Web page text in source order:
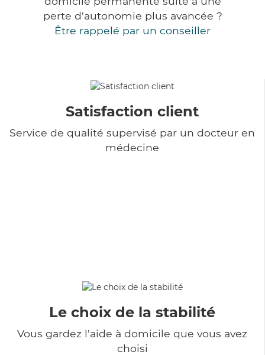
perte d'autonomie plus avancée ?
Être rappelé par un conseiller
Satisfaction client
Service de qualité supervisé par un docteur en
médecine
Le choix de la stabilité
Vous gardez l'aide à domicile que vous avez
choisi